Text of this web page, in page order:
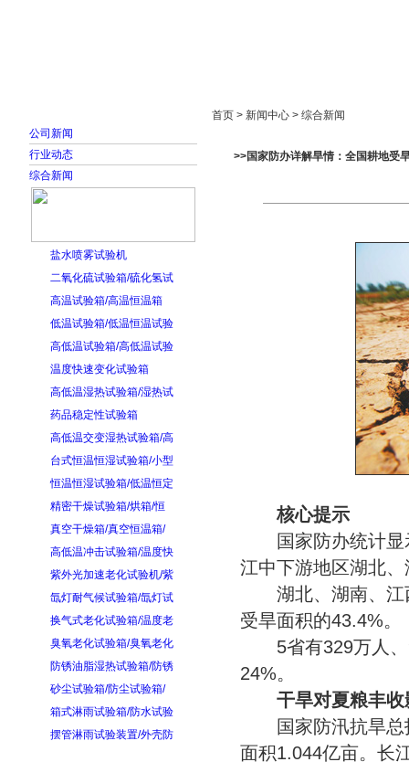
公司新闻
行业动态
综合新闻
盐水喷雾试验机
二氧化硫试验箱/硫化氢试
高温试验箱/高温恒温箱
低温试验箱/低温恒温试验
高低温试验箱/高低温试验
温度快速变化试验箱
高低温湿热试验箱/湿热试
药品稳定性试验箱
高低温交变湿热试验箱/高
台式恒温恒湿试验箱/小型
恒温恒湿试验箱/低温恒定
精密干燥试验箱/烘箱/恒
真空干燥箱/真空恒温箱/
高低温冲击试验箱/温度快
紫外光加速老化试验机/紫
氙灯耐气候试验箱/氙灯试
换气式老化试验箱/温度老
臭氧老化试验箱/臭氧老化
防锈油脂湿热试验箱/防锈
砂尘试验箱/防尘试验箱/
箱式淋雨试验箱/防水试验
摆管淋雨试验装置/外壳防
首页 > 新闻中心 > 综合新闻
>>国家防办详解旱情：全国耕地受
核心提示
国家防办统计显
江中下游地区湖北
湖北、湖南、江
受旱面积的43.4%。
5省有329万人、
24%。
干旱对夏粮丰收
国家防汛抗旱总
面积1.044亿亩。长